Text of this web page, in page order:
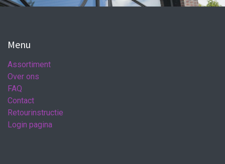
Menu
Assortiment
Over ons
FAQ
Contact
Retourinstructie
Login pagina